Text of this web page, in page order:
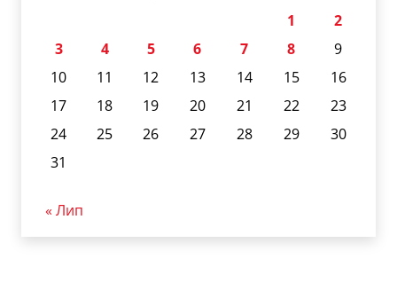
1
2
3
4 5 6 7 8
9
10
11 12 13 14 15
16
17
18 19 20 21 22
23
24
25 26 27 28 29
30
31
« Лип